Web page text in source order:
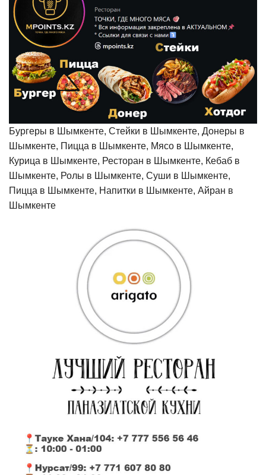
Бургеры в Шымкенте, Стейки в Шымкенте, Донеры в
Шымкенте, Пицца в Шымкенте, Мясо в Шымкенте,
Курица в Шымкенте, Ресторан в Шымкенте, Кебаб в
Шымкенте, Ролы в Шымкенте, Суши в Шымкенте,
Пицца в Шымкенте, Напитки в Шымкенте, Айран в
Шымкенте